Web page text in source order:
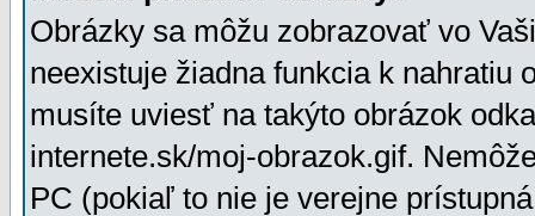
Obrázky sa môžu zobrazovať vo
neexistuje žiadna funkcia k nahratiu
musíte uviesť na takýto obrázok
internete.sk/moj-obrazok.gif.
PC (pokiaľ to nie je verejne